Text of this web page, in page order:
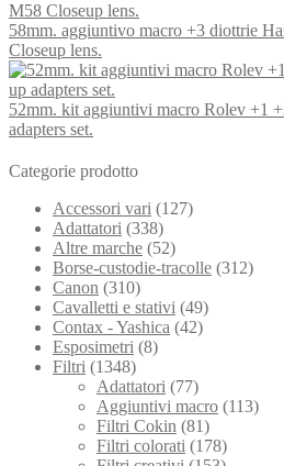
58mm. aggiuntivo macro +3 diottrie
Closeup lens.
52mm. kit aggiuntivi macro Rolev +1
adapters set.
Categorie prodotto
Accessori vari (127)
Adattatori (338)
Altre marche (52)
Borse-custodie-tracolle (312)
Canon (310)
Cavalletti e stativi (49)
Contax - Yashica (42)
Esposimetri (8)
Filtri (1348)
Adattatori (77)
Aggiuntivi macro (113)
Filtri Cokin (81)
Filtri colorati (178)